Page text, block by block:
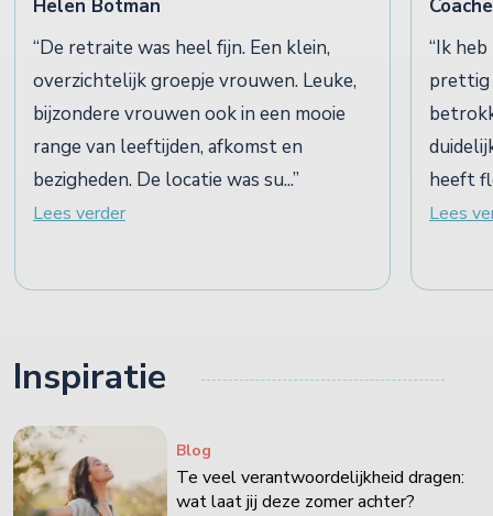
Helen Botman
De retraite was heel fijn. Een klein,
overzichtelijk groepje vrouwen. Leuke,
bijzondere vrouwen ook in een mooie
range van leeftijden, afkomst en
bezigheden. De locatie was su...
Lees verder
Ik
prettig
heeft
Lees
Inspiratie
Blog
Te veel verantwoordelijkheid dragen:
wat laat jij deze zomer achter?